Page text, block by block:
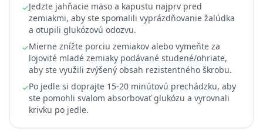
✓Jedzte jahňacie mäso a kapustu najprv pred
zemiakmi, aby ste spomalili vyprázdňovanie žalúdka
a otupili glukózovú odozvu.
✓Mierne znížte porciu zemiakov alebo vymeňte za
lojovité mladé zemiaky podávané studené/ohriate,
aby ste využili zvýšený obsah rezistentného škrobu.
✓Po jedle si doprajte 15-20 minútovú prechádzku, aby
ste pomohli svalom absorbovať glukózu a vyrovnali
krivku po jedle.